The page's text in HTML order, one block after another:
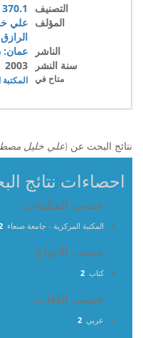
التصنيف 370.1 (التربية والتعليم)
المؤلف علي
الناشر
عمان:
سنة النشر
2003
متاح في
نتائج البحث عن (علي خليل
احصاءات نتائج
حسب المكتبات:
المكتبة المركزية - جامعة صنعاء
حسب الانواع:
كتاب 2
حسب اللغات:
عربي 2